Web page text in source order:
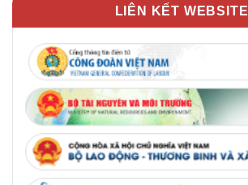
LIÊN KẾT WEBSITE